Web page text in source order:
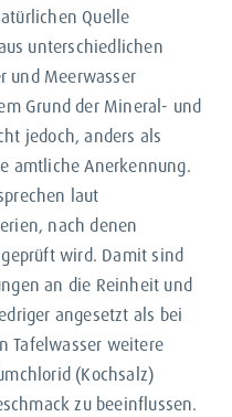
Quelle
unterschiedlichen
und Meerwasser
Grund der Mineral- und
jedoch, anders als
amtliche Anerkennung.
laut
nach denen
wird. Damit sind
an die Reinheit und
angesetzt als bei
Tafelwasser weitere
(Kochsalz)
zu beeinflussen.